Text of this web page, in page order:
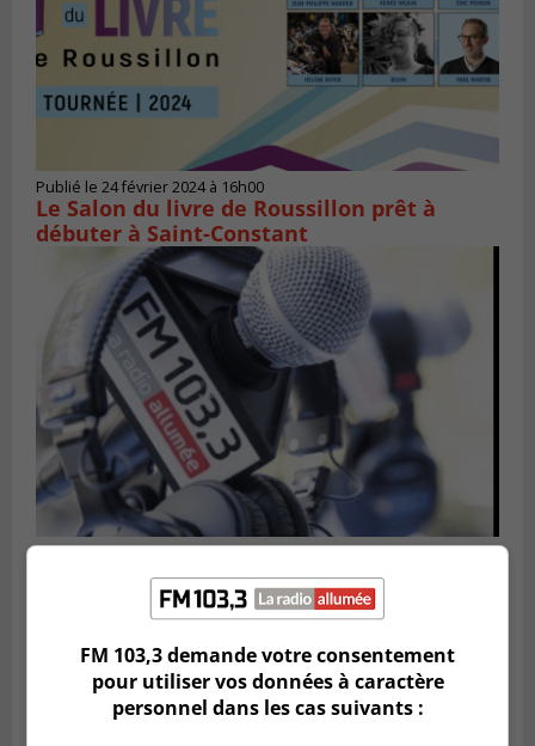
Publié le 24 février 2024 à 16h00
Le Salon du livre de Roussillon prêt à
débuter à Saint-Constant
Publié le 21 février 2024 à 16h04
Le FM 103,3 voit l’avenir avec confiance
FM 103,3 demande votre consentement
pour utiliser vos données à caractère
personnel dans les cas suivants :